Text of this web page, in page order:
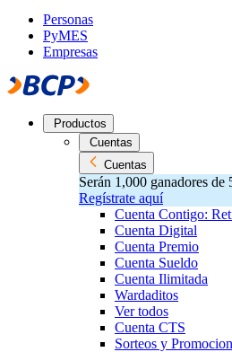
Personas
PyMES
Empresas
Productos
Cuentas
Cuentas
Serán 1,000 ganadores de
Regístrate aquí
Cuenta Contigo:
Cuenta Digital
Cuenta Premio
Cuenta Sueldo
Cuenta Ilimitada
Wardaditos
Ver todos
Cuenta CTS
Sorteos y